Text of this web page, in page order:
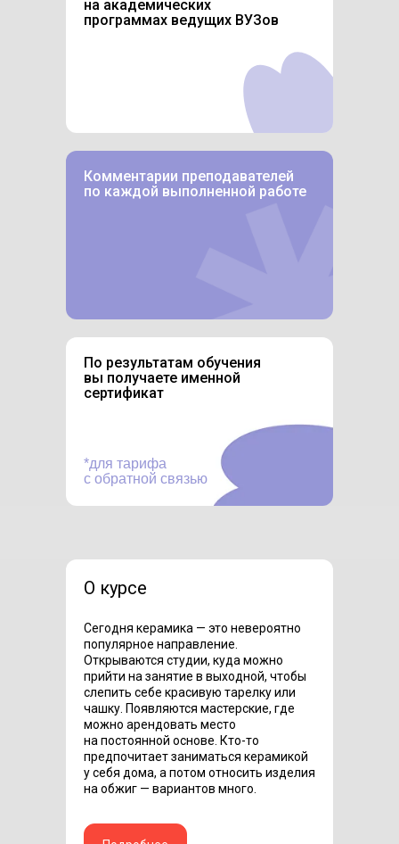
По результатам обучения
вы получаете именной
сертификат
*для тарифа
с обратной связью
Комментарии преподавателей
по каждой выполненной работе
на академических
программах ведущих ВУЗов
О курсе
Сегодня керамика — это невероятно
популярное направление.
Открываются студии, куда можно
прийти на занятие в выходной, чтобы
слепить себе красивую тарелку или
чашку. Появляются мастерские, где
можно арендовать место
на постоянной основе. Кто-то
предпочитает заниматься керамикой
у себя дома, а потом относить изделия
на обжиг — вариантов много.